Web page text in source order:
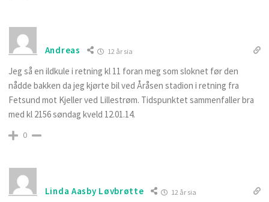
Andreas 12 år sia
Jeg så en ildkule i retning kl 11 foran meg som sloknet før den
nådde bakken da jeg kjørte bil ved Åråsen stadion i retning fra
Fetsund mot Kjeller ved Lillestrøm. Tidspunktet sammenfaller bra
med kl 2156 søndag kveld 12.01.14.
0
Linda Aasby Løvbrøtte 12 år sia